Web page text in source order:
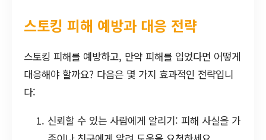
스토킹 피해 예방과 대응 전략
스토킹 피해를 예방하고, 만약 피해를 입었다면 어떻게
대응해야 할까요? 다음은 몇 가지 효과적인 전략입니
다:
신뢰할 수 있는 사람에게 알리기: 피해 사실을 가